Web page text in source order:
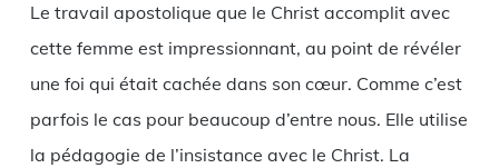
Le travail apostolique que le Christ accomplit avec
cette femme est impressionnant, au point de révéler
une foi qui était cachée dans son cœur. Comme c’est
parfois le cas pour beaucoup d’entre nous. Elle utilise
la pédagogie de l’insistance avec le Christ. La